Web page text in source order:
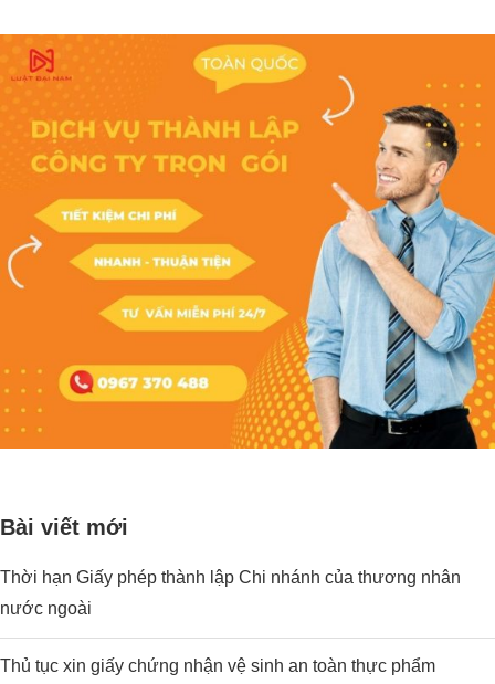
Bài viết mới
Thời hạn Giấy phép thành lập Chi nhánh của thương nhân
nước ngoài
Thủ tục xin giấy chứng nhận vệ sinh an toàn thực phẩm